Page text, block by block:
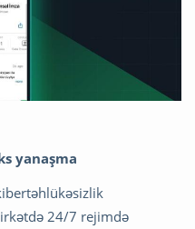
yanaşma
24/7 rejimdə